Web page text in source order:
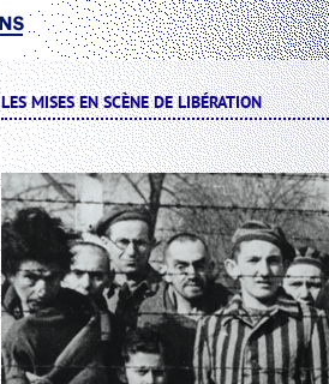
LES MISES EN SCÈNE DE LIBÉRATION